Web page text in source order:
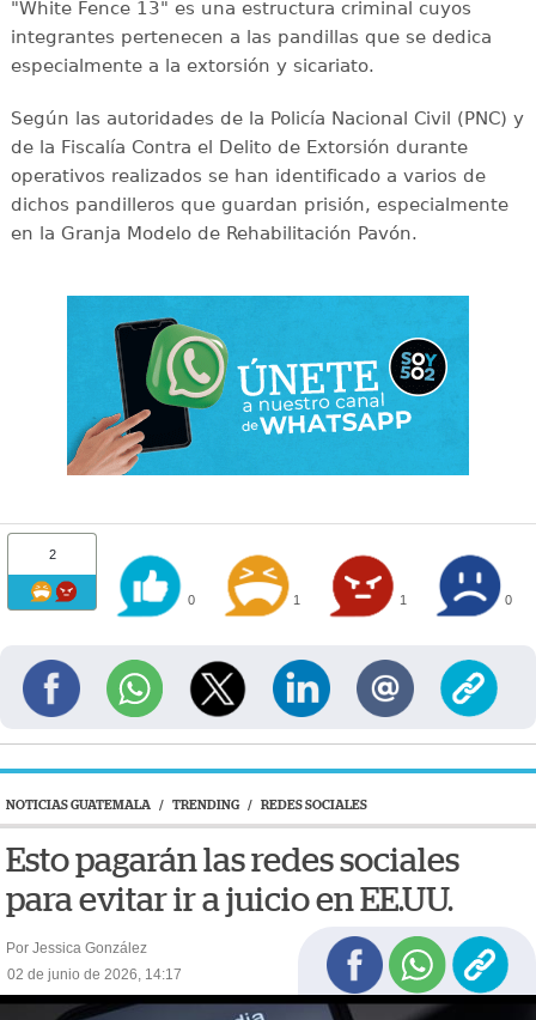
"White Fence 13" es una estructura criminal cuyos
integrantes pertenecen a las pandillas que se dedica
especialmente a la extorsión y sicariato.
Según las autoridades de la Policía Nacional Civil (PNC) y
de la Fiscalía Contra el Delito de Extorsión durante
operativos realizados se han identificado a varios de
dichos pandilleros que guardan prisión, especialmente
en la Granja Modelo de Rehabilitación Pavón.
2
0 1 1 0
NOTICIAS GUATEMALA / TRENDING / REDES SOCIALES
Esto pagarán las redes sociales
para evitar ir a juicio en EE.UU.
Por Jessica González
02 de junio de 2026, 14:17